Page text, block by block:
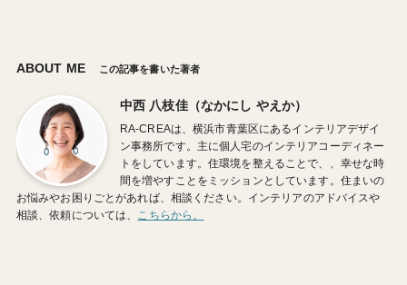
ABOUT ME この記事を書いた著者
中西 八枝佳（なかにし やえか）
RA-CREAは、横浜市青葉区にあるインテリアデザイ
ン事務所です。主に個人宅のインテリアコーディネー
トをしています。住環境を整えることで、、幸せな時
間を増やすことをミッションとしています。住まいの
お悩みやお困りごとがあれば、相談ください。インテリアのアドバイスや
相談、依頼については、 こちらから。